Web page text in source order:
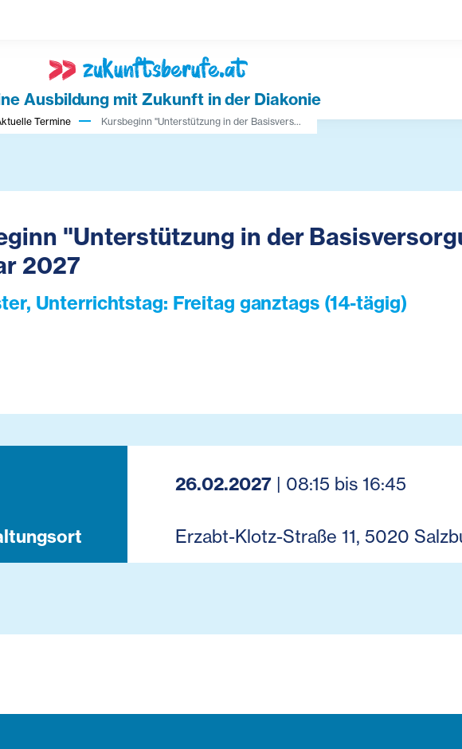
Ausbildung mit Zukunft in der Diakonie
Termine Kursbeginn "Unterstützung in der Basisvers...
"Unterstützung in der
2027
Unterrichtstag: Freitag ganztags (14-tägig)
26.02.2027 | 08:15 bis 16:45
Erzabt-Klotz-Straße 11, 5020